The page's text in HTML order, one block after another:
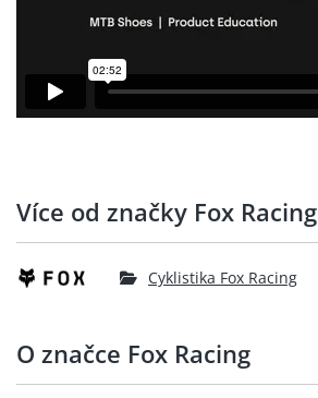
Více od značky Fox Racing
Cyklistika Fox Racing
O značce Fox Racing